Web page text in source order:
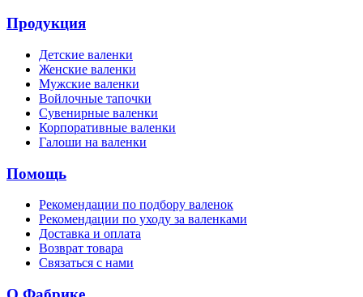
Продукция
Детские валенки
Женские валенки
Мужские валенки
Войлочные тапочки
Сувенирные валенки
Корпоративные валенки
Галоши на валенки
Помощь
Рекомендации по подбору валенок
Рекомендации по уходу за валенками
Доставка и оплата
Возврат товара
Связаться с нами